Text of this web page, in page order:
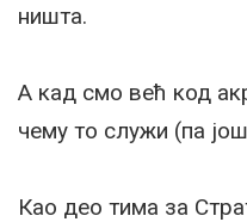
ништа.
А кад смо већ код
чему то служи (па
Као део тима за